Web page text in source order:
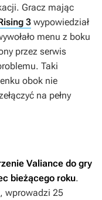
Gracz mając
3 wypowiedział
menu z boku
przez serwis
Taki
obok nie
na pełny
Valiance do gry
bieżącego roku.
wprowadzi 25